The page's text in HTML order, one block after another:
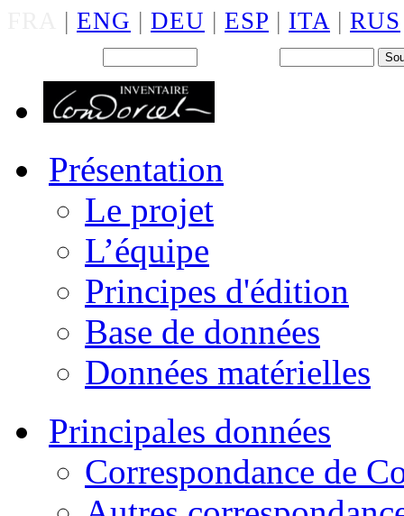
| ENG | DEU | ESP | ITA | RUS
Présentation
Le projet
L’équipe
Principes d'édition
Base de données
Données matérielles
Principales données
Correspondance de